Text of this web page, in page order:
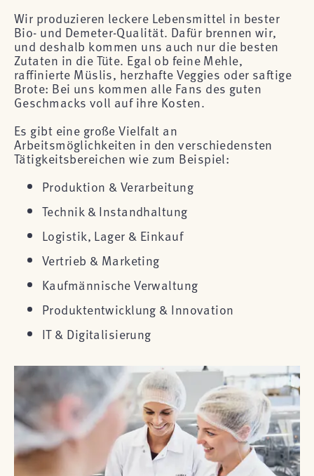
Wir produzieren leckere Lebensmittel in bester
Bio- und Demeter-Qualität. Dafür brennen wir,
und deshalb kommen uns auch nur die besten
Zutaten in die Tüte. Egal ob feine Mehle,
raffinierte Müslis, herzhafte Veggies oder saftige
Brote: Bei uns kommen alle Fans des guten
Geschmacks voll auf ihre Kosten.
Es gibt eine große Vielfalt an
Arbeitsmöglichkeiten in den verschiedensten
Tätigkeitsbereichen wie zum Beispiel:
Produktion & Verarbeitung
Technik & Instandhaltung
Logistik, Lager & Einkauf
Vertrieb & Marketing
Kaufmännische Verwaltung
Produktentwicklung & Innovation
IT & Digitalisierung